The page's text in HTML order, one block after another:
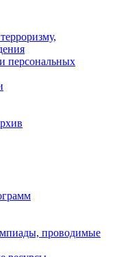
персональных
проводимые